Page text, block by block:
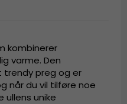
kombinerer
varme. Den
trendy preg og er
når du vil tilføre noe
ullens unike